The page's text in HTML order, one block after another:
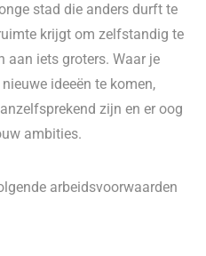
stad die anders durft te
krijgt om zelfstandig te
aan iets groters. Waar je
ideeën te komen,
zijn en er oog
ambities.
arbeidsvoorwaarden